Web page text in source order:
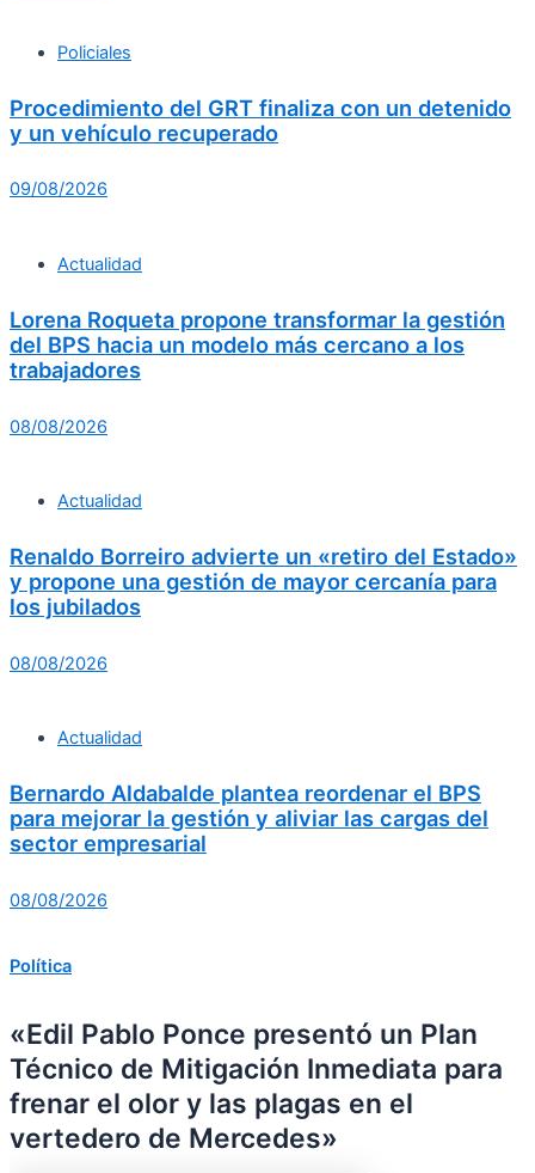
Policiales
Procedimiento del GRT finaliza con un detenido
y un vehículo recuperado
09/08/2026
Actualidad
Lorena Roqueta propone transformar la gestión
del BPS hacia un modelo más cercano a los
trabajadores
08/08/2026
Actualidad
Renaldo Borreiro advierte un «retiro del Estado»
y propone una gestión de mayor cercanía para
los jubilados
08/08/2026
Actualidad
Bernardo Aldabalde plantea reordenar el BPS
para mejorar la gestión y aliviar las cargas del
sector empresarial
08/08/2026
Política
«Edil Pablo Ponce presentó un Plan
Técnico de Mitigación Inmediata para
frenar el olor y las plagas en el
vertedero de Mercedes»